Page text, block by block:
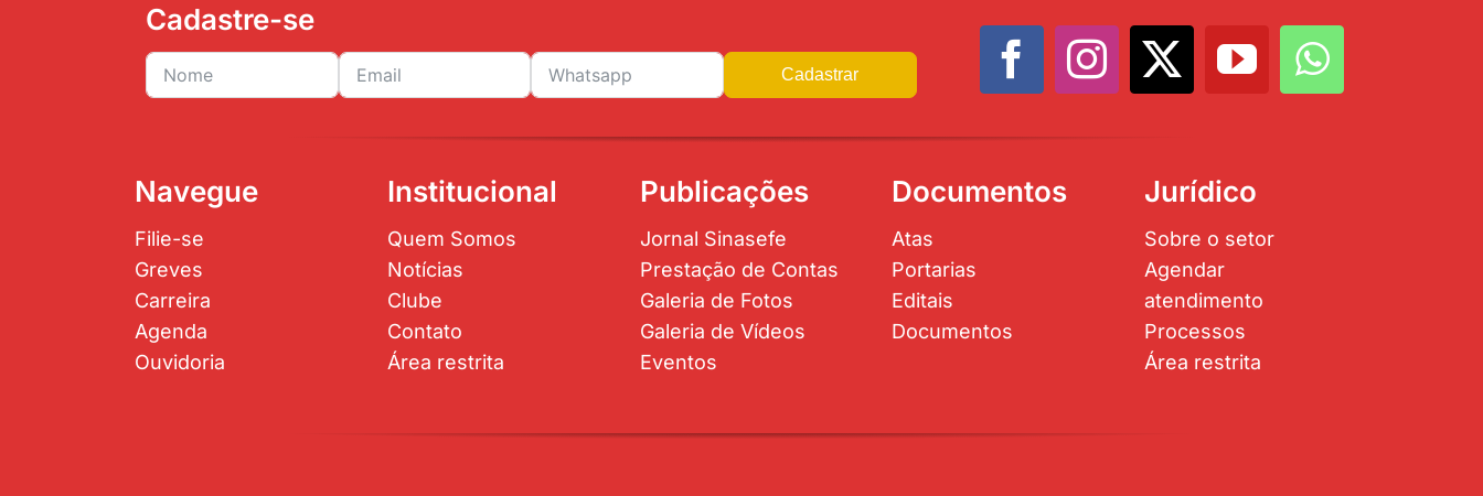
Cadastre-se
Cadastrar
Navegue
Filie-se
Greves
Carreira
Agenda
Ouvidoria
Institucional
Quem Somos
Notícias
Clube
Contato
Área restrita
Publicações
Jornal Sinasefe
Prestação de Contas
Galeria de Fotos
Galeria de Vídeos
Eventos
Documentos
Atas
Portarias
Editais
Documentos
Jurídico
Sobre o setor
Agendar
atendimento
Processos
Área restrita